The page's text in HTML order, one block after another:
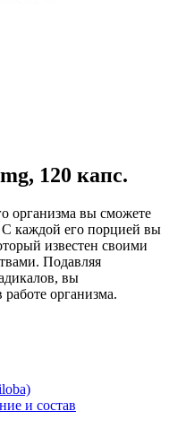
120 капс.
организма вы сможете
С каждой его порцией вы
известен своими
Подавляя
вы
организма.
и состав